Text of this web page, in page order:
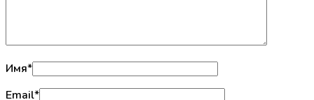
Имя*
Email*